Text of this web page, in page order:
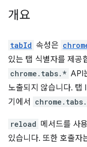
개요
tabId 속성은
있는 탭 식별자를 제공
chrome.tabs.* API
노출되지 않습니다. 탭
기에서
reload 메서드를 사
있습니다. 또한 호출자